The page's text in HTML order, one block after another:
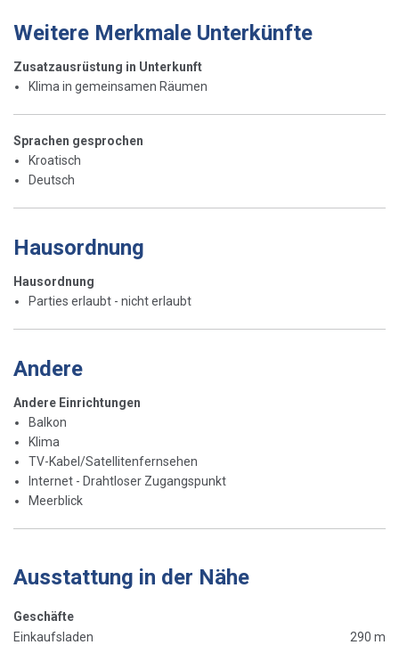
Weitere Merkmale Unterkünfte
Zusatzausrüstung in Unterkunft
Klima in gemeinsamen Räumen
Sprachen gesprochen
Kroatisch
Deutsch
Hausordnung
Hausordnung
Parties erlaubt - nicht erlaubt
Andere
Andere Einrichtungen
Balkon
Klima
TV-Kabel/Satellitenfernsehen
Internet - Drahtloser Zugangspunkt
Meerblick
Ausstattung in der Nähe
Geschäfte
Einkaufsladen
290 m